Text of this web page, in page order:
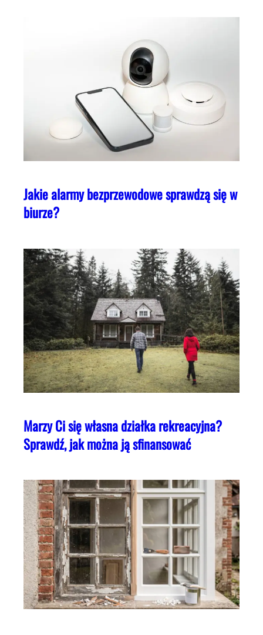
Jakie alarmy bezprzewodowe sprawdzą się w
biurze?
Marzy Ci się własna działka rekreacyjna?
Sprawdź, jak można ją sfinansować